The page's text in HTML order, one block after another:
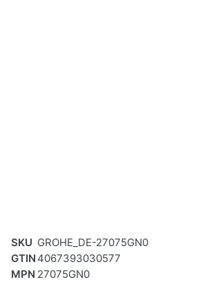
SKU GROHE_DE-27075GN0
GTIN 4067393030577
MPN 27075GN0